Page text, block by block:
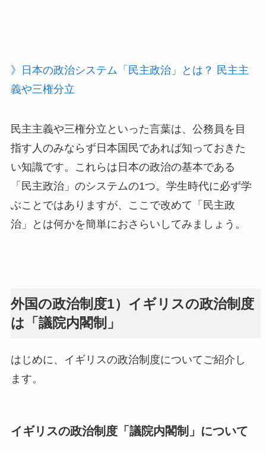
》日本の政治システム「民主政治」とは？ 民主主
義や三権分立
民主主義や三権分立といった言葉は、公務員を目
指す人のみならず日本国民であれば知っておきた
い知識です。これらは日本の政治の基本である
「民主政治」のシステムの1つ。学生時代に必ず学
ぶことではありますが、ここで改めて「民主政
治」とは何かを簡単におさらいしてみましょう。
外国の政治制度1）イギリスの政治制度
は「議院内閣制」
はじめに、イギリスの政治制度についてご紹介し
ます。
イギリスの政治制度「議院内閣制」について